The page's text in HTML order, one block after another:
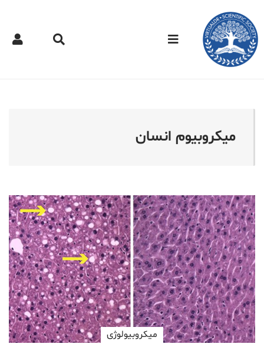
دکتر مجازی - میکروبیوم
میکروبیوم انسان
ميكروبيولوژی